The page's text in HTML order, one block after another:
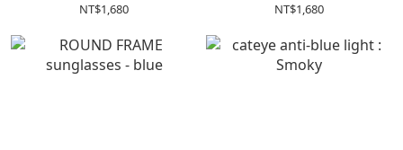
NT$1,680
NT$1,680